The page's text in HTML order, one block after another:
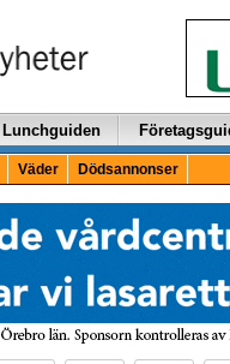
Lunchguiden
Väder Dödsannonser